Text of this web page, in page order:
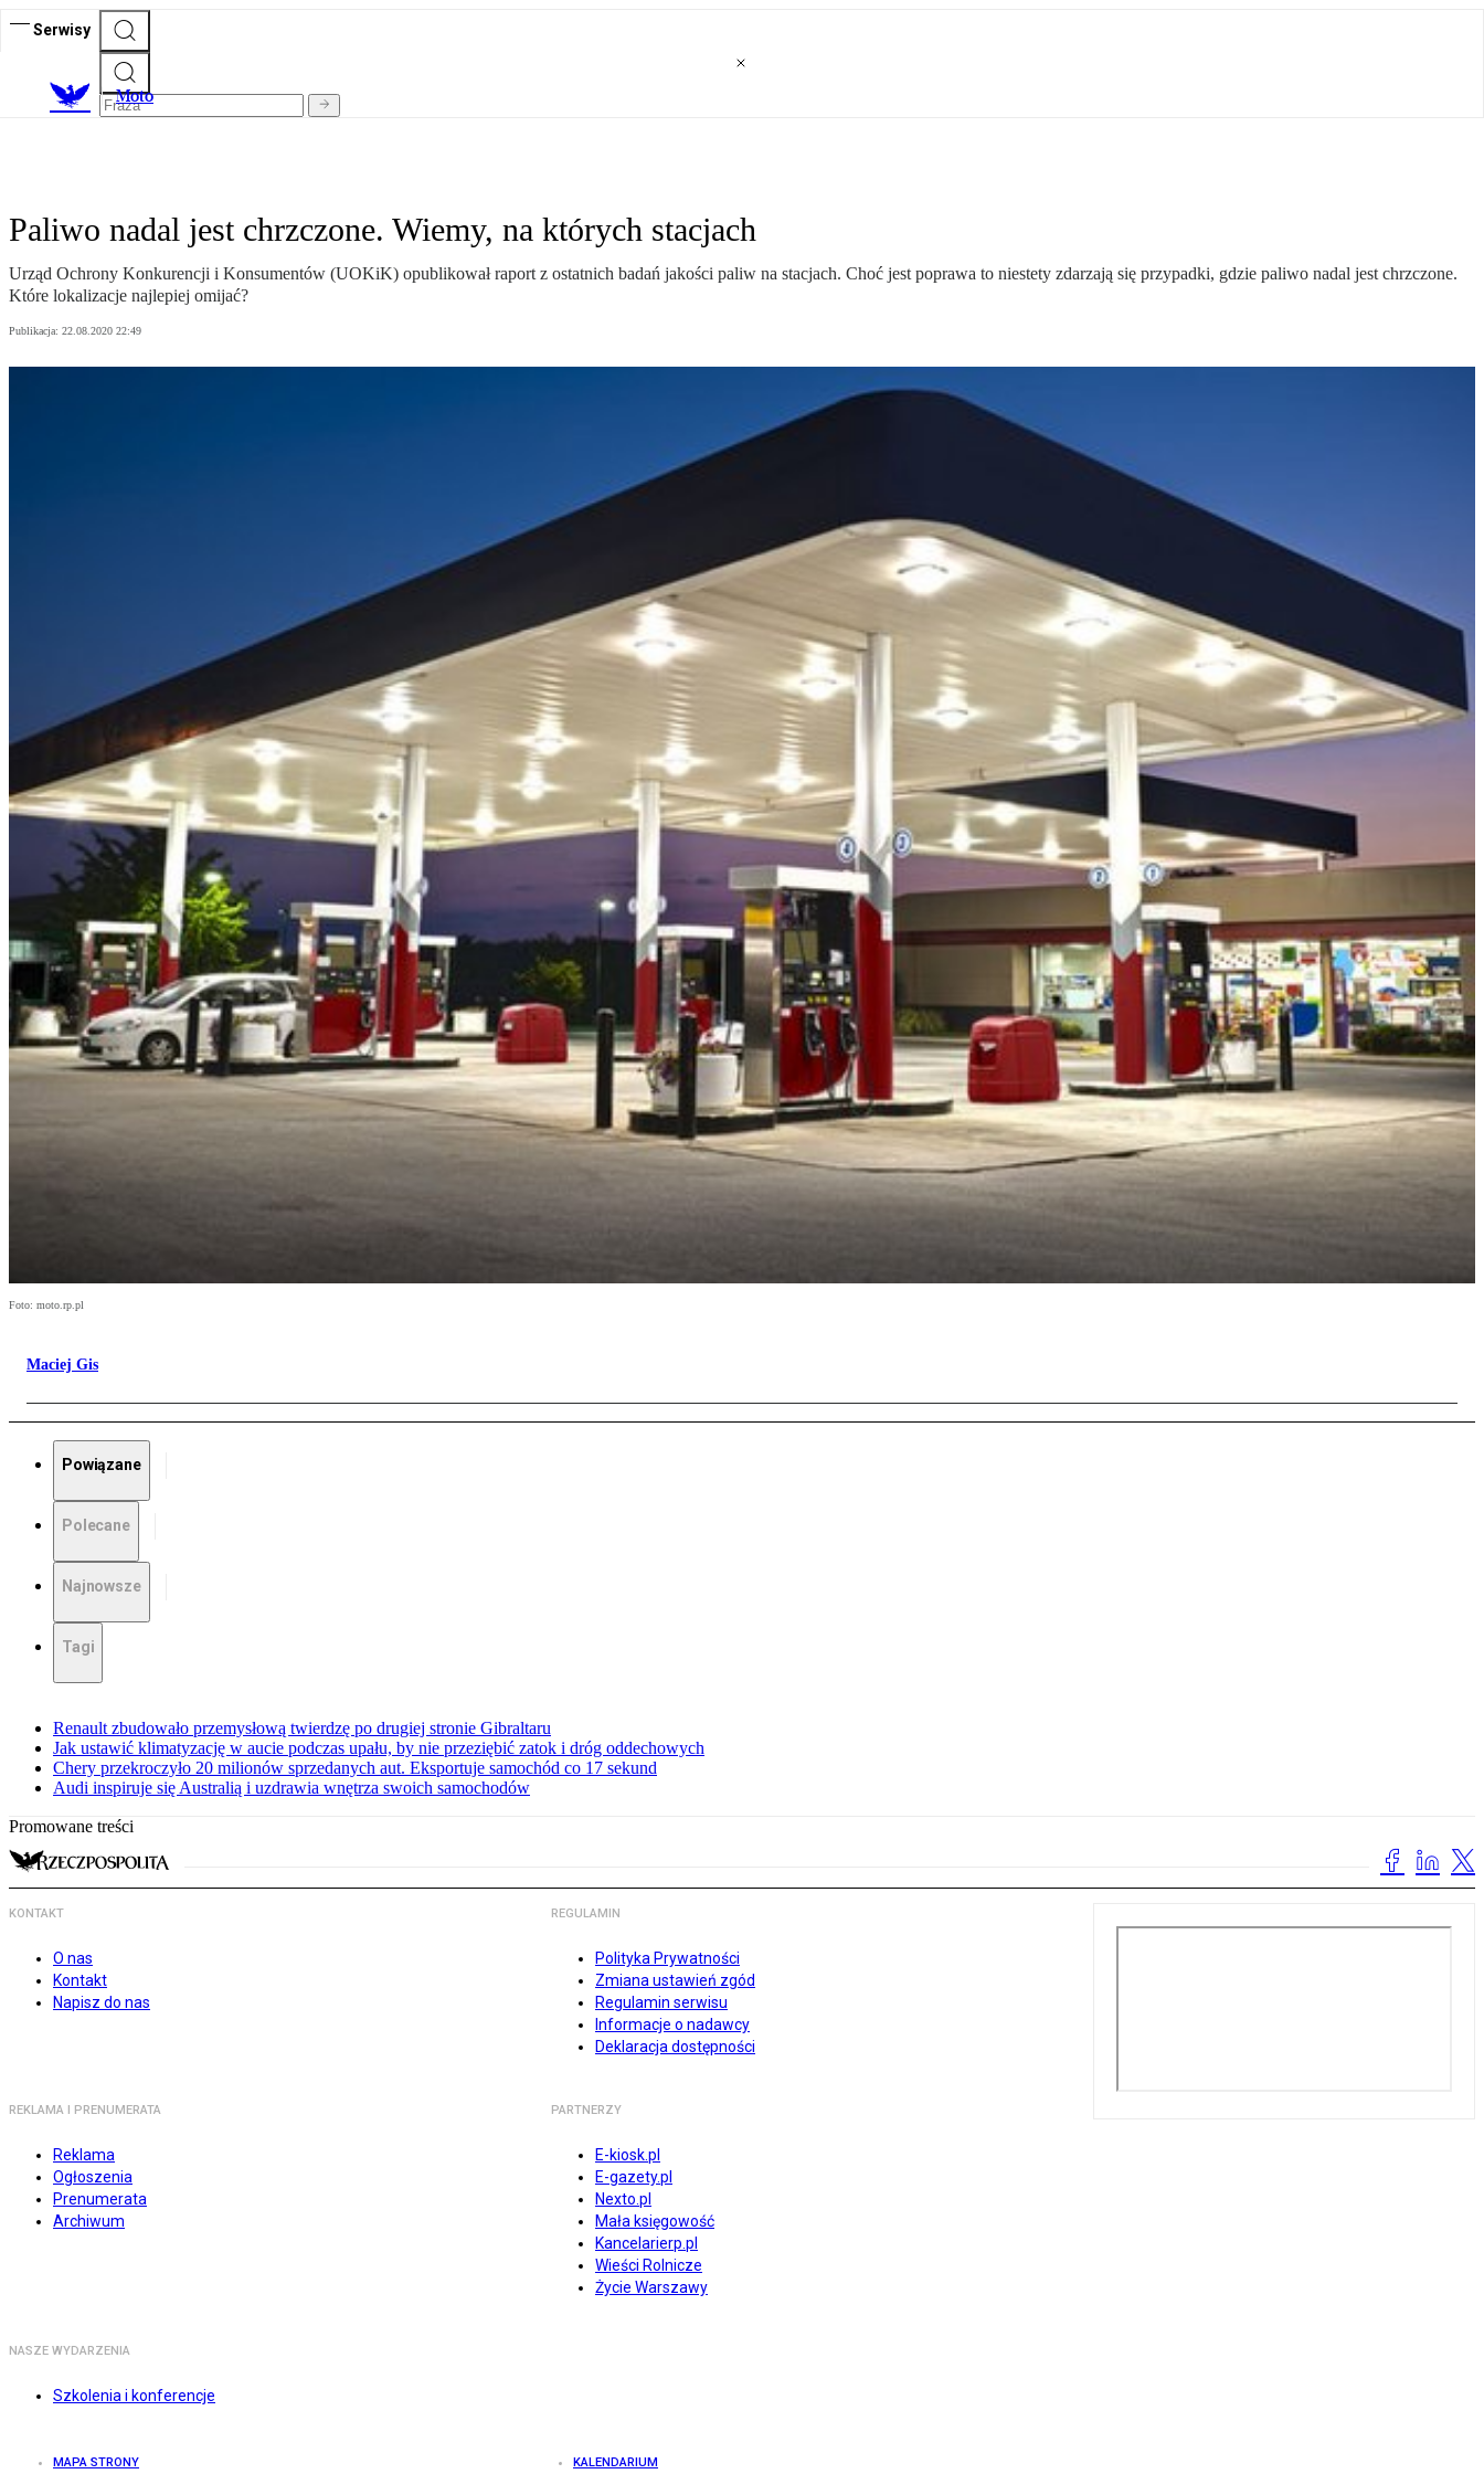
Serwisy
Moto
Paliwo nadal jest chrzczone. Wiemy, na których stacjach
Urząd Ochrony Konkurencji i Konsumentów (UOKiK) opublikował raport z ostatnich badań jakości paliw na stacjach. Choć jest poprawa to niestety zdarzają się przypadki, gdzie paliwo nadal jest chrzczone.
Które lokalizacje najlepiej omijać?
Publikacja: 22.08.2020 22:49
Foto: moto.rp.pl
Maciej Gis
Powiązane
Polecane
Najnowsze
Tagi
Renault zbudowało przemysłową twierdzę po drugiej stronie Gibraltaru
Jak ustawić klimatyzację w aucie podczas upału, by nie przeziębić zatok i dróg oddechowych
Chery przekroczyło 20 milionów sprzedanych aut. Eksportuje samochód co 17 sekund
Audi inspiruje się Australią i uzdrawia wnętrza swoich samochodów
Promowane treści
KONTAKT
O nas
Kontakt
Napisz do nas
REGULAMIN
Polityka Prywatności
Zmiana ustawień zgód
Regulamin serwisu
Informacje o nadawcy
Deklaracja dostępności
REKLAMA I PRENUMERATA
Reklama
Ogłoszenia
Prenumerata
Archiwum
PARTNERZY
E-kiosk.pl
E-gazety.pl
Nexto.pl
Mała księgowość
Kancelarierp.pl
Wieści Rolnicze
Życie Warszawy
NASZE WYDARZENIA
Szkolenia i konferencje
MAPA STRONY KALENDARIUM